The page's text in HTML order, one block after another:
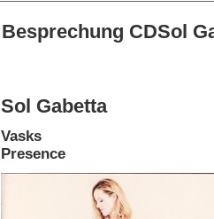
Besprechung CDSol
Sol Gabetta
Vasks
Presence